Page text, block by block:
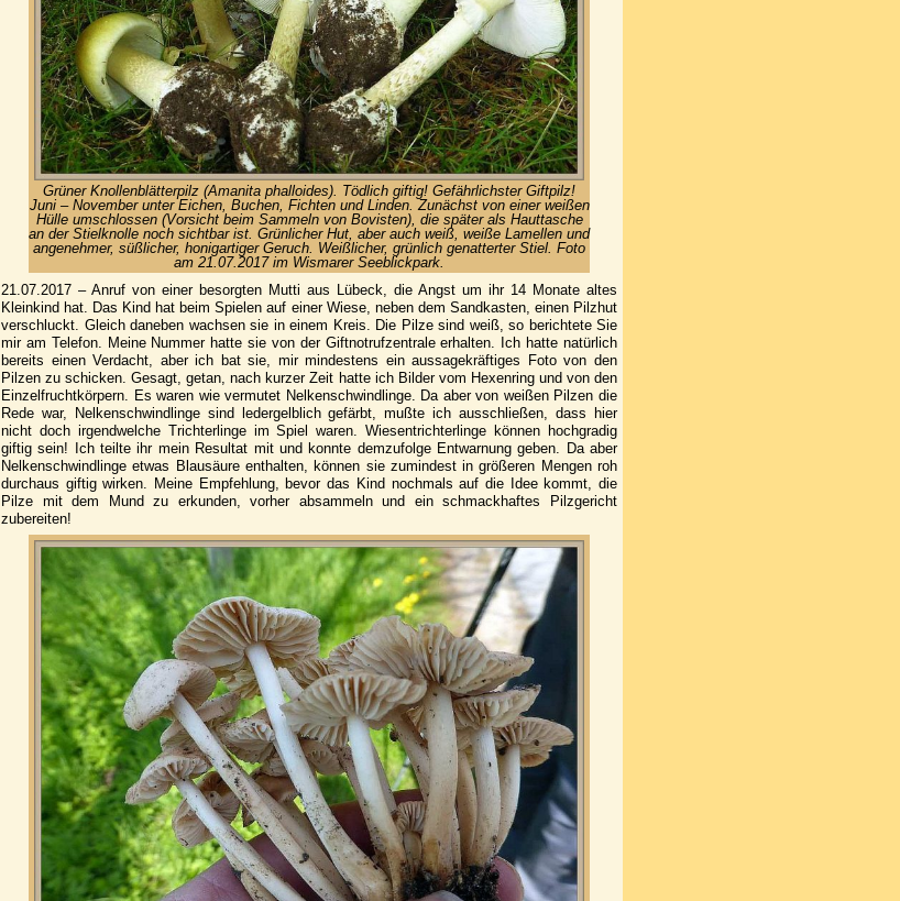
Grüner Knollenblätterpilz (Amanita phalloides). Tödlich giftig! Gefährlichster Giftpilz!
Juni – November unter Eichen, Buchen, Fichten und Linden. Zunächst von einer weißen
Hülle umschlossen (Vorsicht beim Sammeln von Bovisten), die später als Hauttasche
an der Stielknolle noch sichtbar ist. Grünlicher Hut, aber auch weiß, weiße Lamellen und
angenehmer, süßlicher, honigartiger Geruch. Weißlicher, grünlich genatterter Stiel. Foto
am 21.07.2017 im Wismarer Seeblickpark.
21.07.2017 – Anruf von einer besorgten Mutti aus Lübeck, die Angst um ihr 14 Monate altes
Kleinkind hat. Das Kind hat beim Spielen auf einer Wiese, neben dem Sandkasten, einen Pilzhut
verschluckt. Gleich daneben wachsen sie in einem Kreis. Die Pilze sind weiß, so berichtete Sie
mir am Telefon. Meine Nummer hatte sie von der Giftnotrufzentrale erhalten. Ich hatte natürlich
bereits einen Verdacht, aber ich bat sie, mir mindestens ein aussagekräftiges Foto von den
Pilzen zu schicken. Gesagt, getan, nach kurzer Zeit hatte ich Bilder vom Hexenring und von den
Einzelfruchtkörpern. Es waren wie vermutet Nelkenschwindlinge. Da aber von weißen Pilzen die
Rede war, Nelkenschwindlinge sind ledergelblich gefärbt, mußte ich ausschließen, dass hier
nicht doch irgendwelche Trichterlinge im Spiel waren. Wiesentrichterlinge können hochgradig
giftig sein! Ich teilte ihr mein Resultat mit und konnte demzufolge Entwarnung geben. Da aber
Nelkenschwindlinge etwas Blausäure enthalten, können sie zumindest in größeren Mengen roh
durchaus giftig wirken. Meine Empfehlung, bevor das Kind nochmals auf die Idee kommt, die
Pilze mit dem Mund zu erkunden, vorher absammeln und ein schmackhaftes Pilzgericht
zubereiten!